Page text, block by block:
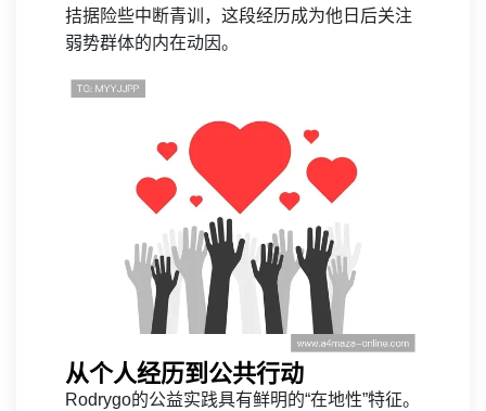
拮据险些中断青训，这段经历成为他日后关注
弱势群体的内在动因。
从个人经历到公共行动
Rodrygo的公益实践具有鲜明的“在地性”特征。